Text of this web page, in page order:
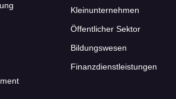
Kleinunternehmen
Öffentlicher Sektor
Bildungswesen
Finanzdienstleistungen